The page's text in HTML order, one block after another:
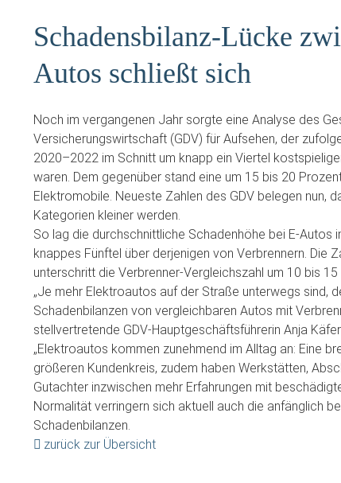
Schadensbilanz-Lücke
Autos schließt sich
Noch im vergangenen Jahr sorgte eine Analyse des
Versicherungswirtschaft (GDV) für Aufsehen, der
2020–2022 im Schnitt um knapp ein Viertel
waren. Dem gegenüber stand eine um 15 bis 20
Elektromobile. Neueste Zahlen des GDV belegen nun,
Kategorien kleiner werden.
So lag die durchschnittliche Schadenhöhe bei E-Autos
knappes Fünftel über derjenigen von Verbrennern. Die
unterschritt die Verbrenner-Vergleichszahl um 10 bis 15
„Je mehr Elektroautos auf der Straße unterwegs sind,
Schadenbilanzen von vergleichbaren Autos mit
stellvertretende GDV-Hauptgeschäftsführerin Anja
„Elektroautos kommen zunehmend im Alltag an: Eine
größeren Kundenkreis, zudem haben Werkstätten,
Gutachter inzwischen mehr Erfahrungen mit
Normalität verringern sich aktuell auch die anfänglich
Schadenbilanzen.
zurück zur Übersicht